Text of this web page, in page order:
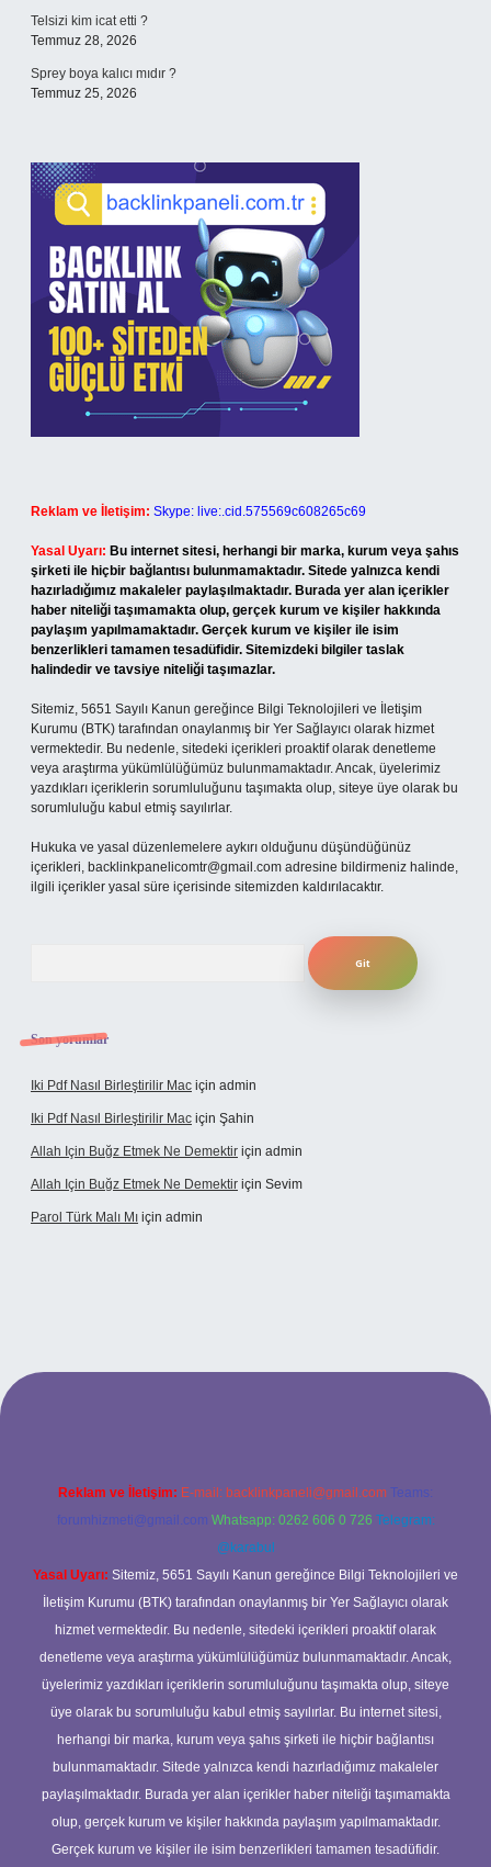
Telsizi kim icat etti ?
Temmuz 28, 2026
Sprey boya kalıcı mıdır ?
Temmuz 25, 2026
Reklam ve İletişim: Skype: live:.cid.575569c608265c69
Yasal Uyarı: Bu internet sitesi, herhangi bir marka, kurum veya şahıs
şirketi ile hiçbir bağlantısı bulunmamaktadır. Sitede yalnızca kendi
hazırladığımız makaleler paylaşılmaktadır. Burada yer alan içerikler
haber niteliği taşımamakta olup, gerçek kurum ve kişiler hakkında
paylaşım yapılmamaktadır. Gerçek kurum ve kişiler ile isim
benzerlikleri tamamen tesadüfidir. Sitemizdeki bilgiler taslak
halindedir ve tavsiye niteliği taşımazlar.
Sitemiz, 5651 Sayılı Kanun gereğince Bilgi Teknolojileri ve İletişim
Kurumu (BTK) tarafından onaylanmış bir Yer Sağlayıcı olarak hizmet
vermektedir. Bu nedenle, sitedeki içerikleri proaktif olarak denetleme
veya araştırma yükümlülüğümüz bulunmamaktadır. Ancak, üyelerimiz
yazdıkları içeriklerin sorumluluğunu taşımakta olup, siteye üye olarak bu
sorumluluğu kabul etmiş sayılırlar.
Hukuka ve yasal düzenlemelere aykırı olduğunu düşündüğünüz
içerikleri, backlinkpanelicomtr@gmail.com adresine bildirmeniz halinde,
ilgili içerikler yasal süre içerisinde sitemizden kaldırılacaktır.
Son yorumlar
Iki Pdf Nasıl Birleştirilir Mac için admin
Iki Pdf Nasıl Birleştirilir Mac için Şahin
Allah Için Buğz Etmek Ne Demektir için admin
Allah Için Buğz Etmek Ne Demektir için Sevim
Parol Türk Malı Mı için admin
Reklam ve İletişim: E-mail: backlinkpaneli@gmail.com Teams:
forumhizmeti@gmail.com Whatsapp: 0262 606 0 726 Telegram:
@karabul
Yasal Uyarı: Sitemiz, 5651 Sayılı Kanun gereğince Bilgi Teknolojileri ve
İletişim Kurumu (BTK) tarafından onaylanmış bir Yer Sağlayıcı olarak
hizmet vermektedir. Bu nedenle, sitedeki içerikleri proaktif olarak
denetleme veya araştırma yükümlülüğümüz bulunmamaktadır. Ancak,
üyelerimiz yazdıkları içeriklerin sorumluluğunu taşımakta olup, siteye
üye olarak bu sorumluluğu kabul etmiş sayılırlar. Bu internet sitesi,
herhangi bir marka, kurum veya şahıs şirketi ile hiçbir bağlantısı
bulunmamaktadır. Sitede yalnızca kendi hazırladığımız makaleler
paylaşılmaktadır. Burada yer alan içerikler haber niteliği taşımamakta
olup, gerçek kurum ve kişiler hakkında paylaşım yapılmamaktadır.
Gerçek kurum ve kişiler ile isim benzerlikleri tamamen tesadüfidir.